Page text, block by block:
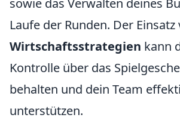
Laufe der Runden. Der Einsatz
Wirtschaftsstrategien kann
Kontrolle über das
behalten und dein Team
unterstützen.